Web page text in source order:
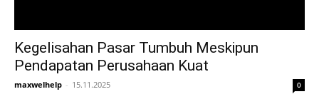
Kegelisahan Pasar Tumbuh Meskipun
Pendapatan Perusahaan Kuat
maxwelhelp - 15.11.2025 0